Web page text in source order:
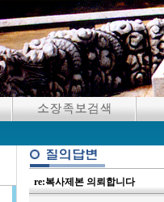
re:복사제본 의뢰합니다